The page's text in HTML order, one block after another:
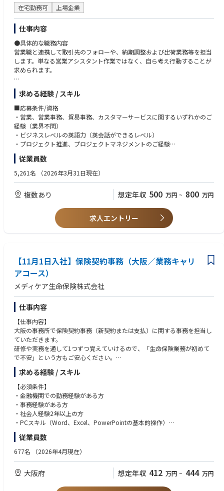
在宅勤務可 上場企業
仕事内容
●具体的な職務内容
営業職と連携して取引先のフォローや、納期調整および出荷業務等を担当
します。単なる営業アシスタント作業ではなく、自ら考え行動することが
求められます。
今回の募集は、上記に加えチームリーダーとしてメンバーを取りまとめて
いただきます。
また、全社プロジェクトへの参画など、カスタマーサービス業務にプラス
して様々な活躍の場を用意しております。
下記在籍社員の業務範囲を参考までに記載します。
・仕入先メーカーへ提出する売上実績や売上見込等のレポート作成
・商品の入出荷管理やオペレーション業務の標準化・効率化・平準化に向
けたシステム改修
■キャリアパス
とりまとめをご担当いただきます。将来的には管理職を目指すことも可能
★働き方
在宅勤務：月に3回、シフト制で出社日を設けております。それ以外は在
宅勤務が可能ですので、平均週1回の出社ペースです。
出張：国内月1回程度、海外年2〜3回程度（アメリカ、アジア圏中心）
■特徴・魅力：
社内外の様々な部門と関わる中で、幅広い人脈を築くことができます。
営業アシスタントという呼称や立場ではなく、カスタマーサービス部とし
て独立しているため、営業職と対等な立場で納期に責任を持って業務を担
当しております。
また、顧客と直接コミュニケーションを取ることもあり、高いコミュニケ
ーション能力が求められます。
基本的には在宅勤務が多いため、働きやすい環境も魅力です。
そのため現在営業職を担当されている方で、ライフステージの変化に合わ
せて働き方を変えたい方にもおすすめのポジションです。
本ポジションにおける社員クロストーク
https://www.macnica.co.jp/recruit/recruiting_shinsotsu/crosstalk/intervi
ew07/
求める経験 / スキル
■応募条件/資格
・営業、営業事務、貿易事務、カスタマーサービスに関するいずれかのご
経験（業界不問）
・ビジネスレベルの英語力（英会話ができるレベル）
・プロジェクト推進、プロジェクトマネジメントのご経験
・管理職、もしくはそれに準ずるリーダーのご経験
・学歴：高専卒以上
・普通自動車免許（第一種）
■歓迎/経験・能力
・ITやシステム運用に関する業務経験
・物流業界のご経験
●求める人物像
・変化を恐れずチャレンジ精神のある方
・問題解決、提案のために必要情報を自ら収集できる方
・チームで仕事をする意識を持てる方
従業員数
5,261名 （2026年3月31日現在）
複数あり 想定年収 500 万円 ~ 800 万円
求人エントリー
【11月1日入社】保険契約事務（大阪／業務キャリ
アコース）
メディケア生命保険株式会社
仕事内容
【仕事内容】
大阪の事務所で保険契約事務（新契約または支払）に関する事務を担当し
ていただきます。
研修や実務を通して1つずつ覚えていけるので、「生命保険業務が初めて
で不安」という方もご安心ください。
具体的には…
◇受付入力業務
◇新契約査定業務
◇保険金・給付金等の支払査定業務
【求められる人物像】
・物事を柔軟にとらえることができ、臨機応変な対応ができる方。
・仕事に対する責任感があり、正確な業務遂行ができる方。
・好奇心が旺盛な方。
求める経験 / スキル
【必須条件】
・金融機関での勤務経験がある方
・事務経験がある方
・社会人経験2年以上の方
・PCスキル（Word、Excel、PowerPointの基本的操作）
【尚可】
・OAスキル（一般文書作成、Excel関数・集計・マクロ実務経験ある方）
従業員数
677名 （2026年4月現在）
大阪府 想定年収 412 万円 ~ 444 万円